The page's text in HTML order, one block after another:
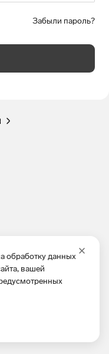
обработку данных
вашей
Забыли пароль?